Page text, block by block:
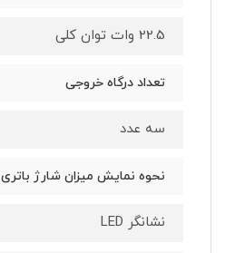
22.5 وات توان کلی
تعداد درگاه خروجی
سه عدد
نحوه نمایش میزان شارژ باتری
نشانگر LED